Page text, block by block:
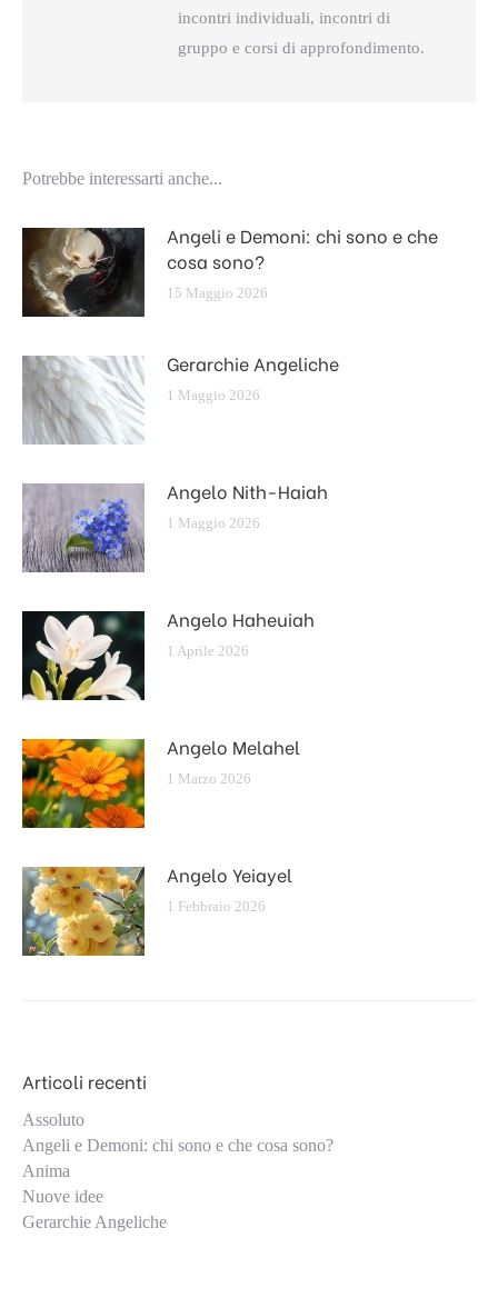
incontri individuali, incontri di
gruppo e corsi di approfondimento.
Potrebbe interessarti anche...
Angeli e Demoni: chi sono e che
cosa sono?
15 Maggio 2026
Gerarchie Angeliche
1 Maggio 2026
Angelo Nith-Haiah
1 Maggio 2026
Angelo Haheuiah
1 Aprile 2026
Angelo Melahel
1 Marzo 2026
Angelo Yeiayel
1 Febbraio 2026
Articoli recenti
Assoluto
Angeli e Demoni: chi sono e che cosa sono?
Anima
Nuove idee
Gerarchie Angeliche